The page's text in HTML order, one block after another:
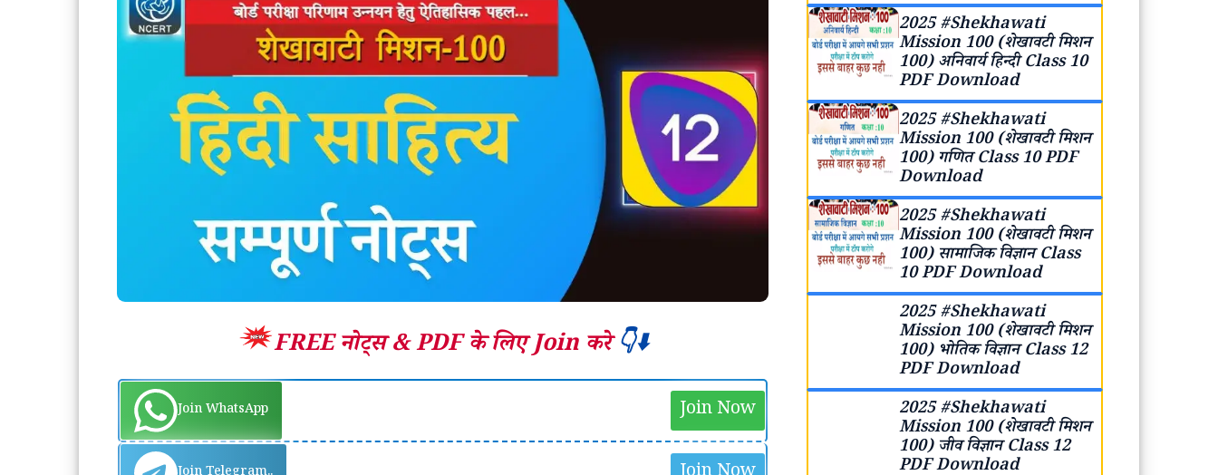
FREE नोट्स &PDF के लिए Join करे👇⬇️
Join WhatsApp Join Now
2025 #Shekhawati
Mission 100 (शेखावटी मिशन
100) अनिवार्य हिन्दी Class 10
PDF Download
2025 #Shekhawati
Mission 100 (शेखावटी मिशन
100) गणित Class 10 PDF
Download
2025 #Shekhawati
Mission 100 (शेखावटी मिशन
100) सामाजिक विज्ञान Class
10 PDF Download
2025 #Shekhawati
Mission 100 (शेखावटी मिशन
100) भोतिक विज्ञान Class 12
PDF Download
2025 #Shekhawati
Mission 100 (शेखावटी मिशन
100) जीव विज्ञान Class 12
PDF Download